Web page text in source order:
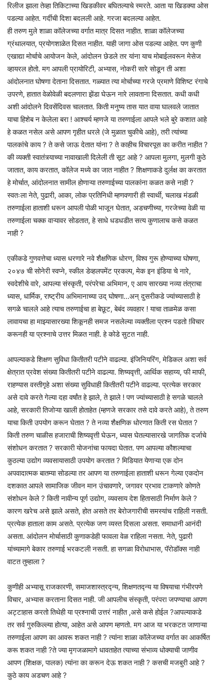
रिलीज झाला तेव्हा तिकिटाच्या खिडकीवर बघितल्याचे स्मरते. आता या खिडक्या ओस
पडल्या आहेत. गर्दीची दिशा बदलली आहे. गरजा बदलल्या आहेत.
ही तरुण मुले शाळा कॉलेजच्या वर्गात मात्र दिसत नाहीत. शाळा कॉलेजच्या
ग्रंथालयात, प्रयोगशाळेत दिसत नाहीत. याही जागा ओस पडल्या आहेत. पण कुणी
एखाद्या मोर्चाचे आयोजन केले, आंदोलन छेडले तर यांना याच मोबाईलवरून मेसेज
व्हायरल होतो. मग आपली प्रायोरिटी, अभ्यास, नोकरी सारे सोडून ती अशा
आंदोलनात घोषणा देताना दिसतात. गळ्यात त्या मोर्चाच्या गरजे प्रमाणे विशिष्ट रंगाचे
उपरणे, हातात वेळोवेळी बदलणारा झेंडा घेऊन नारे लावताना दिसतात. कधी कधी
अशी आंदोलने दिवसेंदिवस चालतात. किती मनुष्य तास यात वाया घालवले जातात
याचा हिशेब न केलेला बरा ! आश्चर्य म्हणजे या तरुणाईला आपले भले बुरे कशात आहे
हे कळत नसेल असे आपण गृहीत धरले (जे मुळात चुकीचे आहे), तरी त्यांच्या
पालकांचे काय ? ते कसे जाऊ देतात यांना ? ते काहीच विचारपूस का करीत नाहीत ?
की व्यक्ती स्वातंत्र्याच्या नावाखाली दिलेली ती सूट आहे ? आपला मुलगा, मुलगी कुठे
जातात, काय करतात, कॉलेज मध्ये का जात नाहीत ? शिक्षणाकडे दुर्लक्ष का करतात
हे मोर्चात, आंदोलनात सामील होणाऱ्या तरुणाईच्या पालकांना कळत कसे नाही ?
स्वतःला नेते, पुढारी, आका, लोक प्रतिनिधी म्हणवणारी ही स्वार्थी, चलाख मंडळी
तरुणाईला हाताशी धरून आपली पोळी भाजून घेतात, अडचणीच्या, गरजेच्या वेळी या
तरुणाईला चक्क वाऱ्यावर सोडतात, हे साधे धडधडीत सत्य कुणालाच कसे कळत
नाही ?
एकीकडे गुणवत्तेचा ध्यास धरणारे नवे शैक्षणिक धोरण, विश्व गुरू होण्याच्या घोषणा,
२०४७ ची सोनेरी स्वप्ने, स्कील डेव्हलपमेंट प्रकल्प, मेक इन इंडिया चे नारे,
स्वदेशीचे वारे, आपल्या संस्कृती, परंपरेचा अभिमान, ए आय सारख्या नव्या तंत्राचा
ध्यास, धार्मिक, राष्ट्रीय अभिमानाच्या उद् घोषणा…अन् दुसरीकडे ज्यांच्यासाठी हे
सगळे चालले आहे त्याच तरुणाईचा हा बेछूट, बेबंद व्यवहार ! याचा ताळमेळ कसा
लावायचा हा माझ्यासारख्या शिकूनही समज नसलेल्या व्यक्तीला प्रश्न पडतो !विचार
करूनही या प्रश्नाचे उत्तर मिळत नाही. हे कोडे सुटत नाही.
आपल्याकडे शिक्षण सुविधा कितीतरी पटीने वाढल्या. इंजिनियरिंग, मेडिकल अशा सर्व
क्षेत्रात प्रवेश संख्या कितीतरी पटीने वाढल्या. शिष्यवृत्ती, आर्थिक सहाय्य, फी माफी,
राहण्यास वस्तीगृहे अशा संख्या सुविधाही कितीतरी पटीने वाढल्या. प्रत्येक सरकार
असे दावे करते गेल्या दहा वर्षांत हे झाले, ते झाले ! पण ज्यांच्यासाठी हे सगळे चालले
आहे, सरकारी तिजोऱ्या खाली होताहेत (म्हणजे सरकार तसे दावे करते आहे), ते तरुण
याचा किती उपयोग करून घेतात ? ते नव्या शैक्षणिक धोरणात किती रस घेतात ?
किती तरुण चाळीस हजाराची शिष्यवृत्ती घेऊन, ध्यास घेतल्यासारखे जागतिक दर्जाचे
संशोधन करतात ? सरकारी योजनांचा फायदा घेतात. पण आपल्या कौशल्याचा
कुठल्या उद्योग व्यवसायासाठी उपयोग करतात ? मिडियात येणाऱ्या एक दोन
अपवादात्मक बातम्या सोडल्या तर आपण या तरुणाईला हाताशी धरून गेल्या एकदोन
दशकात आपले सामाजिक जीवन मान उंचावणारे, जगावर प्रभाव टाकणारे कोणते
संशोधन केले ? किती नावीन्य पूर्ण उद्योग, व्यवसाय देश हितासाठी निर्माण केले ?
कारण खरेच असे झाले असते, होत असते तर बेरोजगारीची समस्यांच राहिली नसती.
प्रत्येक हाताला काम असते. प्रत्येक जण व्यस्त दिसला असता. समाधानी आनंदी
असता. आंदोलन मोर्चासाठी कुणाकडेही फावला वेळ राहिला नसता. नेते, पुढारी
यांच्यामागे बेकार तरुणाई भरकटली नसती. हा सगळा विरोधाभास, पॅरोडॉक्स नाही
वाटत तुम्हाला ?
कुणीही अभ्यासू राजकारणी, समाजशास्त्रद्न्य, शिक्षणतद्न्य या विषयाचा गंभीरपणे
विचार, अभ्यास करताना दिसत नाही. जी आपलीच संस्कृती, परंपरा जपण्याचा आपण
अट्टाहास करतो तिथेही या प्रश्नाची उत्तरं नाहीत ,असे कसे होईल ?आपल्याकडे
तर सर्व गुरुकिल्ल्या होत्या, आहेत असे आपण म्हणतो. मग आज या भरकटत जाणाऱ्या
तरुणाईला आपण का आवरू शकत नाही ? त्यांना शाळा कॉलेजच्या वर्गात का आकर्षित
करू शकत नाही ?ते ज्या मृगजळामागे धावताहेत त्याच्या संभाव्य धोक्याची जाणीव
आपण (शिक्षक, पालक) त्यांना का करून देऊ शकत नाही ? कसची मजबुरी आहे ?
कुठे काय अडचण आहे ?